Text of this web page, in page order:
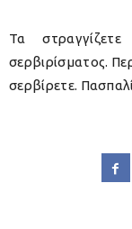
Τα
σερβιρίσματος.
σερβίρετε.